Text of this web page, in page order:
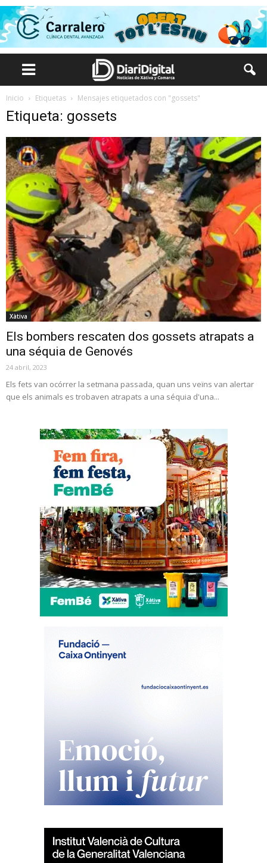
Inicio Etiquetas Mensajes etiquetados con "gossets"
Etiqueta: gossets
Xàtiva
Els bombers rescaten dos gossets atrapats a
una séquia de Genovés
24 abril, 2023
Els fets van ocórrer la setmana passada, quan uns veïns van alertar
que els animals es trobaven atrapats a una séquia d'una...